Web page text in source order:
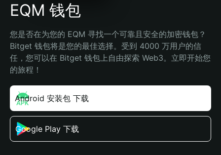
EQM 钱包
您是否在为您的 EQM 寻找一个可靠且安全的加密钱包？
Bitget 钱包将是您的最佳选择。受到 4000 万用户的信
任，您可以在 Bitget 钱包上自由探索 Web3。立即开始您
的旅程！
Android 安装包 下载
Google Play 下载